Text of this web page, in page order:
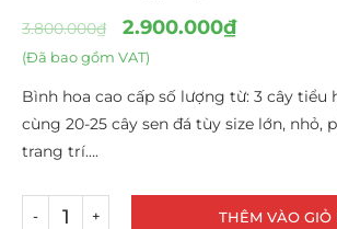
3.800.000₫ 2.900.000₫
(Đã bao gồm VAT)
Bình hoa cao cấp số lượng từ: 3 cây tiểu
cùng 20-25 cây sen đá tùy size lớn, nhỏ,
trang trí….
THÊM VÀO GIỎ